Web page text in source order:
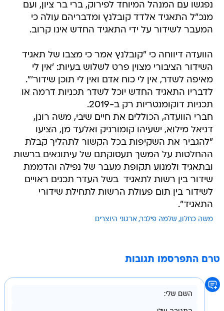
נפגשו עם המנהל המיוחד לפירוק, ברי בר ציון, ועם
מנכ"ל התאגיד אלדד קובלנץ ומדבריהם עולה כי
המעבר לשידור על ידי התאגיד החדש אינו קרוב.
הוועדה דיווחה כי "קובלנץ אמר כי מצבו של תאגיד
השידור הציבורי מצוין פרט לשלוש בעיות: 'אין לי
מאיפה לשדר, אין לי כוח אדם ואין לי תוכן שידור'".
לדבריו התאגיד החדש יוכל לשדר תכניות דרמה או
תכניות דוקומנטריות רק ב-2019.
חברי הוועדה, הכוללים את חיים שיבי, משה רונן,
דניאל מילוא, ישעיהו קומורניק ואלעד מן, הציעו
"להגביר את השקיפות בכל הקשור לתהליך קבלת
ההחלטות על המשך תעסוקתם של עיתונאים ברשות
ובתאגיד ולמנוע תקופת מעבר של נפילה והדממת
שידור בין רשות לתאגיד  בשל העדר תכנים ראויים
לשידור בין תום פעולת הרשות לתחילת שידורי
התאגיד".
משה כחלון שלמה פילבר ארגוני היוצרים
טרם התפרסמו תגובות